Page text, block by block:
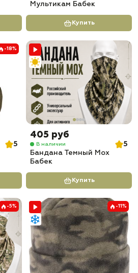
Мультикам Бабек
Купить
-18%
5
405 руб
В наличии
5
Бандана Темный Мох
Бабек
Купить
-5% -11%